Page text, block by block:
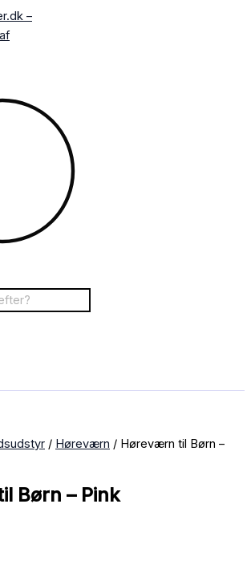
/ Høreværn / Høreværn til Børn –
Børn – Pink